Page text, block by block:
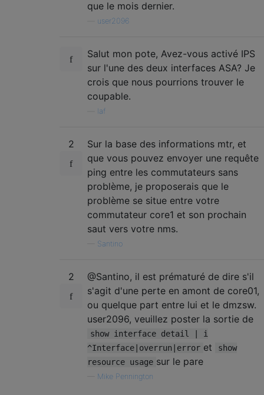
que le mois dernier.
user2096
Salut mon pote, Avez-vous activé IPS
sur l'une des deux interfaces ASA? Je
crois que nous pourrions trouver le
coupable.
laf
2
Sur la base des informations mtr, et
que vous pouvez envoyer une requête
ping entre les commutateurs sans
problème, je proposerais que le
problème se situe entre votre
commutateur core1 et son prochain
saut vers votre nms.
Santino
2
@Santino, il est prématuré de dire s'il
s'agit d'une perte en amont de core01,
ou quelque part entre lui et le dmzsw.
user2096, veuillez poster la sortie de
show interface detail | i
^Interface|overrun|error et
show
resource usage sur le pare
Mike Pennington